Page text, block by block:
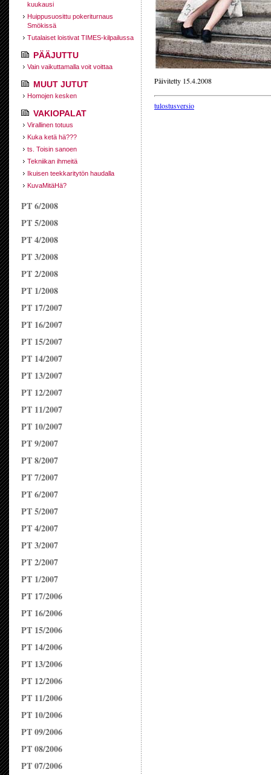
kuukausi
Huippusuosittu pokeriturnaus
Smökissä
Tutalaiset loistivat TIMES-kilpailussa
PÄÄJUTTU
Vain vaikuttamalla voit voittaa
MUUT JUTUT
Homojen kesken
VAKIOPALAT
Virallinen totuus
Kuka ketä hä???
ts. Toisin sanoen
Tekniikan ihmeitä
Ikuisen teekkaritytön haudalla
KuvaMitäHä?
PT 6/2008
PT 5/2008
PT 4/2008
PT 3/2008
PT 2/2008
PT 1/2008
PT 17/2007
PT 16/2007
PT 15/2007
PT 14/2007
PT 13/2007
PT 12/2007
PT 11/2007
PT 10/2007
PT 9/2007
PT 8/2007
PT 7/2007
PT 6/2007
PT 5/2007
PT 4/2007
PT 3/2007
PT 2/2007
PT 1/2007
PT 17/2006
PT 16/2006
PT 15/2006
PT 14/2006
PT 13/2006
PT 12/2006
PT 11/2006
PT 10/2006
PT 09/2006
PT 08/2006
PT 07/2006
Päivitetty 15.4.2008
tulostusversio